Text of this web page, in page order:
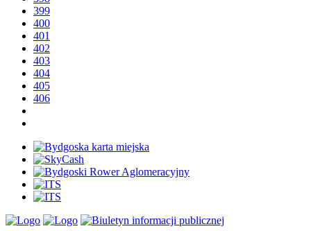
399
400
401
402
403
404
405
406